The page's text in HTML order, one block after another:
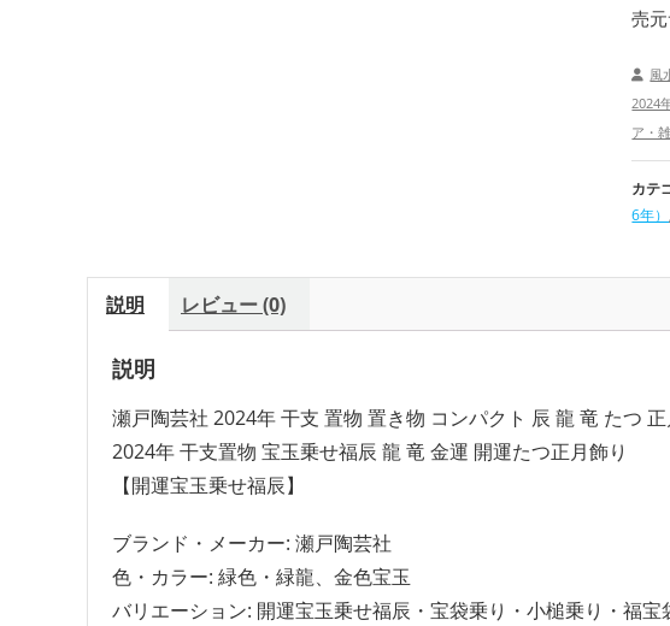
売
風
2024
ア・
貨×玄
物×金
（た
ズ,
カテ
6年）
説明 レビュー (0)
説明
瀬戸陶芸社 2024年 干支 置物 置き物 コンパクト 辰 龍 竜 たつ
2024年 干支置物 宝玉乗せ福辰 龍 竜 金運 開運たつ正月飾り
【開運宝玉乗せ福辰】
ブランド・メーカー: 瀬戸陶芸社
色・カラー: 緑色・緑龍、金色宝玉
バリエーション: 開運宝玉乗せ福辰・宝袋乗り・小槌乗り・福宝